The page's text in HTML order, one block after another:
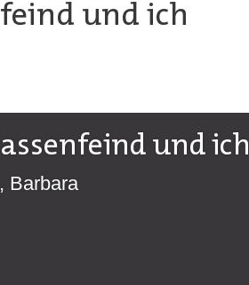
und ich
und ich
Barbara